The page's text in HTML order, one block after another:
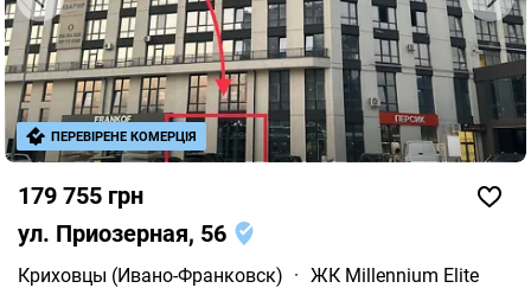
179 755 грн
ул. Приозерная, 56
Криховцы (Ивано-Франковск) · ЖК Millennium Elite
ПЕРЕВІРЕНЕ КОМЕРЦІЯ